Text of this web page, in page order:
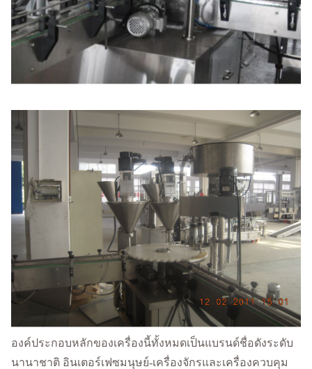
องค์ประกอบหลักของเครื่องนี้ทั้งหมดเป็นแบรนด์ชื่อดังระดับ
นานาชาติ อินเตอร์เฟซมนุษย์-เครื่องจักรและเครื่องควบคุม